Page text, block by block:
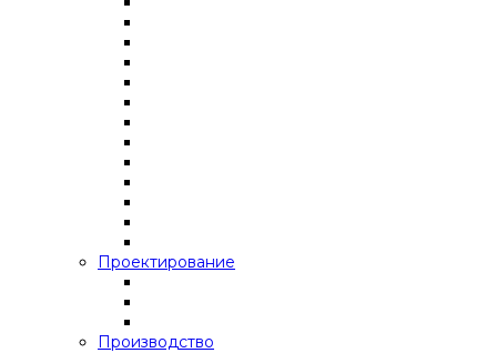
Проектирование
Производство